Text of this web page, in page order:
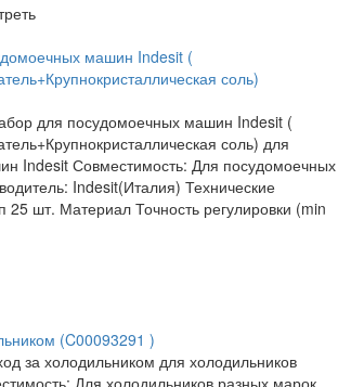
машин Indesit (
соль)
для посудомоечных машин Indesit (
соль) для
Indesit Совместимость: Для посудомоечных
Indesit(Италия) Технические
25 шт. Материал Точность регулировки (min
(C00093291 )
за холодильником для холодильников
Для холодильников разных марок